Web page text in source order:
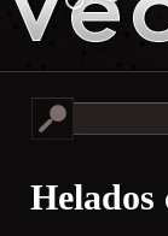
Helados